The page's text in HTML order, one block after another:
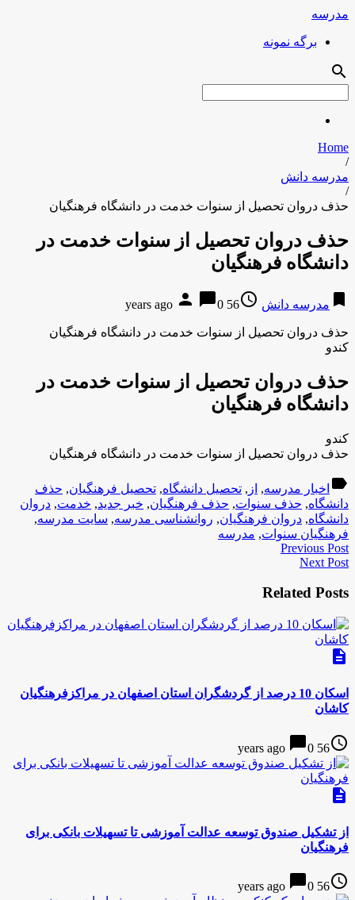
مدرسه
برگه نمونه
search
Home
/
مدرسه دانش
/
حذف دروان تحصیل از سنوات خدمت در دانشگاه فرهنگیان
حذف دروان تحصیل از سنوات خدمت در
دانشگاه فرهنگیان
bookmark مدرسه دانش access_time
56 years ago
person chat_bubble0
حذف دروان تحصیل از سنوات خدمت در دانشگاه فرهنگیان
کندو
حذف دروان تحصیل از سنوات خدمت در
دانشگاه فرهنگیان
کندو
حذف دروان تحصیل از سنوات خدمت در دانشگاه فرهنگیان
label اخبار مدرسه, از , تحصیل دانشگاه, تحصیل فرهنگیان, حذف
دانشگاه, حذف سنوات, حذف فرهنگیان, خبر جدید, خدمت, دروان
دانشگاه, دروان فرهنگیان, روانشناسی مدرسه, سایت مدرسه,
فرهنگیان سنوات, مدرسه
Previous Post
Next Post
Related Posts
description
اسکان 10 درصد از گردشگران استان اصفهان در مراکزفرهنگیان
کاشان
access_time
56 years ago
chat_bubble0
description
از تشکیل صندوق توسعه عدالت آموزشی تا تسهیلات بانکی برای
فرهنگیان
access_time
56 years ago
chat_bubble0